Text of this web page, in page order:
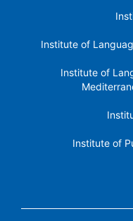
Institute of
Institute of
Institute of